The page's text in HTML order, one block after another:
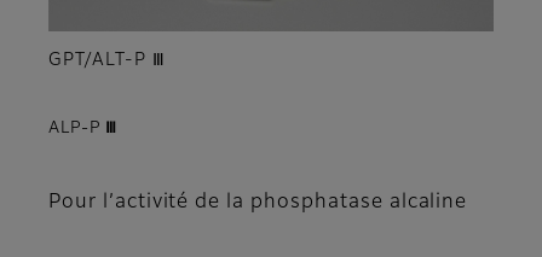
GPT/ALT-P Ⅲ
ALP-P Ⅲ
Pour l’activité de la phosphatase alcaline